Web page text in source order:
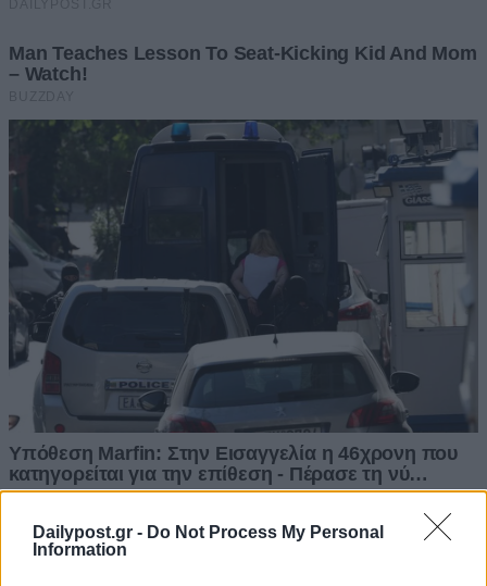
Dailypost.gr - Do Not Process My Personal
Information